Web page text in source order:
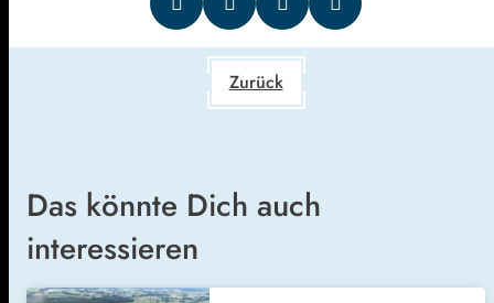
Zurück
Das könnte Dich auch
interessieren